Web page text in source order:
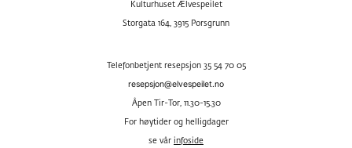
Kulturhuset Ælvespeilet
Storgata 164, 3915 Porsgrunn
Telefonbetjent resepsjon 35 54 70 05
resepsjon@elvespeilet.no
Åpen Tir-Tor, 11.30-15.30
For høytider og helligdager
se vår infoside